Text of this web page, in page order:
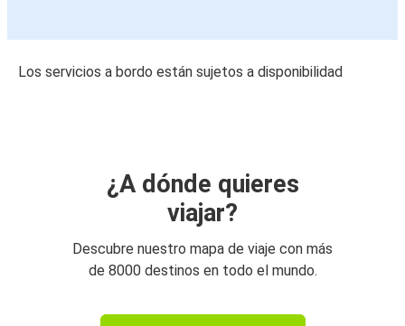
Los servicios a bordo están sujetos a disponibilidad
¿A dónde quieres
viajar?
Descubre nuestro mapa de viaje con más
de 8000 destinos en todo el mundo.